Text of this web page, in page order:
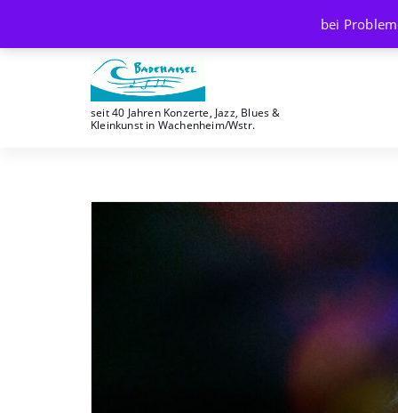
content
seit 40 Jahren Konzerte, Jazz, Blues &
Kleinkunst in Wachenheim/Wstr.
bei